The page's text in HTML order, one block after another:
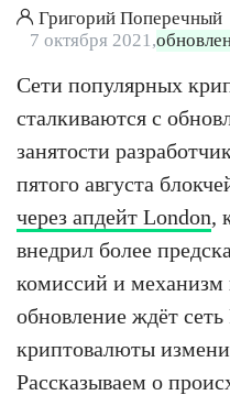
Григорий Поперечный
7 октября 2021,
Сети популярных
сталкиваются с
занятости
пятого августа
через апдейт London,
внедрил более
комиссий и механизм
обновление ждёт
криптовалюты
Рассказываем о